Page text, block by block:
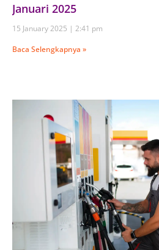
Januari 2025
15 January 2025
2:41 pm
Baca Selengkapnya »